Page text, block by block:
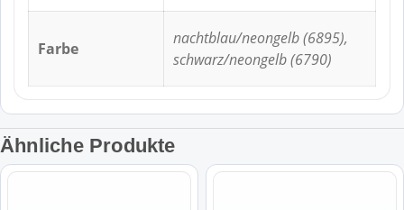
Farbe
nachtblau/neongelb (6895),
schwarz/neongelb (6790)
Ähnliche Produkte